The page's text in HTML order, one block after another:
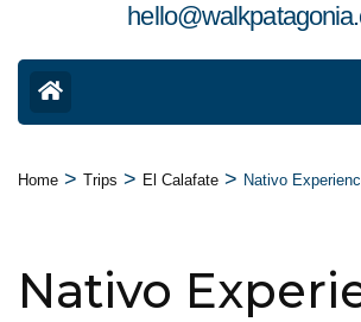
Home > Trips > El Calafate > Nativo
Nativo